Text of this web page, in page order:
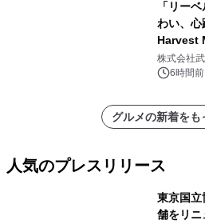
「リー
わい、
Harvest
ディナー
月18日よ
株式会社
6時間前
グルメの新着をも
人気のプレスリリース
東京国立
舗をリ